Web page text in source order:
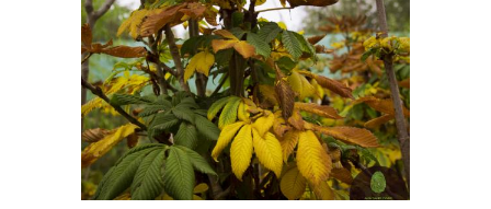
Каштан в народной
медицине